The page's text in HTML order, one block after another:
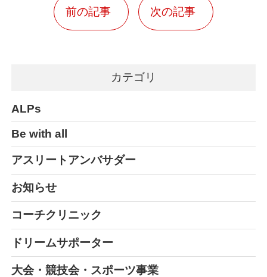
前の記事 次の記事
カテゴリ
ALPs
Be with all
アスリートアンバサダー
お知らせ
コーチクリニック
ドリームサポーター
大会・競技会・スポーツ事業